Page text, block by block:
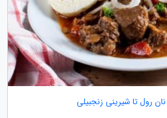
رول تا شیرینی زنجبیلی